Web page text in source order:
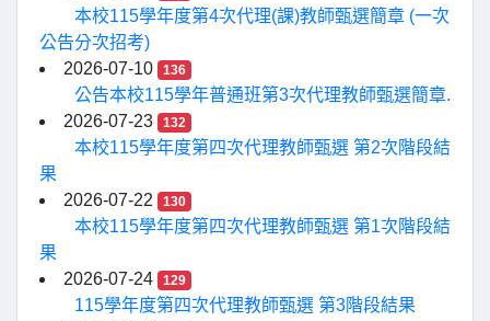
本校115學年度第4次代理(課)教師甄選簡章 (一次
公告分次招考)
2026-07-10
136
公告本校115學年普通班第3次代理教師甄選簡章.
2026-07-23
132
本校115學年度第四次代理教師甄選 第2次階段結
果
2026-07-22
130
本校115學年度第四次代理教師甄選 第1次階段結
果
2026-07-24
129
115學年度第四次代理教師甄選 第3階段結果